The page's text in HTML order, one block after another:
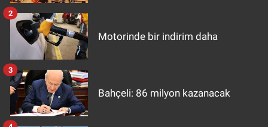
Motorinde bir indirim daha
2
Bahçeli: 86 milyon kazanacak
3